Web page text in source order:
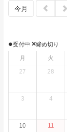
今月
●受付中 ×締め切り
月
火
27
28
3 4
10 11